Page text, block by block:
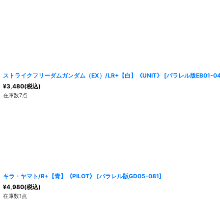
ストライクフリーダムガンダム（EX）/LR+【白】《UNIT》 [パラレル版EB01-
¥3,480(税込)
在庫数7点
キラ・ヤマト/R+【青】《PILOT》 [パラレル版GD05-081]
¥4,980(税込)
在庫数1点